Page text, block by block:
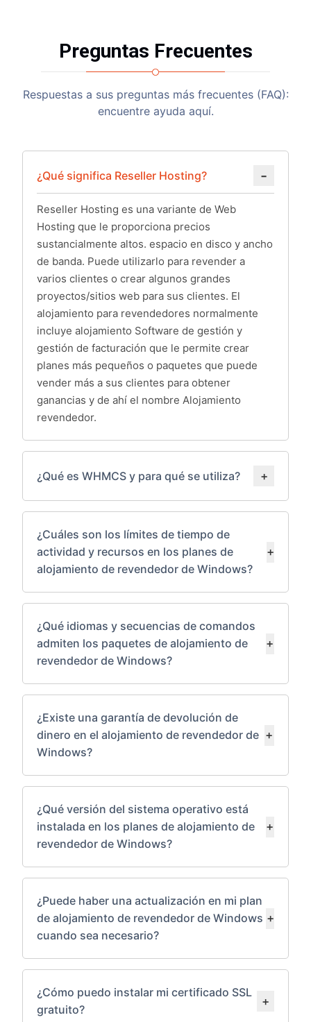
Preguntas Frecuentes
Respuestas a sus preguntas más frecuentes (FAQ):
encuentre ayuda aquí.
¿Qué significa Reseller Hosting?
Reseller Hosting es una variante de Web
Hosting que le proporciona precios
sustancialmente altos. espacio en disco y ancho
de banda. Puede utilizarlo para revender a
varios clientes o crear algunos grandes
proyectos/sitios web para sus clientes. El
alojamiento para revendedores normalmente
incluye alojamiento Software de gestión y
gestión de facturación que le permite crear
planes más pequeños o paquetes que puede
vender más a sus clientes para obtener
ganancias y de ahí el nombre Alojamiento
revendedor.
¿Qué es WHMCS y para qué se utiliza?
¿Cuáles son los límites de tiempo de
actividad y recursos en los planes de
alojamiento de revendedor de Windows?
¿Qué idiomas y secuencias de comandos
admiten los paquetes de alojamiento de
revendedor de Windows?
¿Existe una garantía de devolución de
dinero en el alojamiento de revendedor de
Windows?
¿Qué versión del sistema operativo está
instalada en los planes de alojamiento de
revendedor de Windows?
¿Puede haber una actualización en mi plan
de alojamiento de revendedor de Windows
cuando sea necesario?
¿Cómo puedo instalar mi certificado SSL
gratuito?